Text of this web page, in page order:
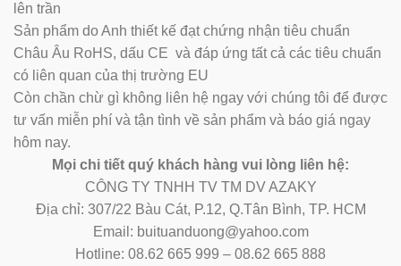
lên trần
Sản phẩm do Anh thiết kế đạt chứng nhận tiêu chuẩn
Châu Âu RoHS, dấu CE và đáp ứng tất cả các tiêu chuẩn
có liên quan của thị trường EU
Còn chần chừ gì không liên hệ ngay với chúng tôi để được
tư vấn miễn phí và tận tình về sản phẩm và báo giá ngay
hôm nay.
Mọi chi tiết quý khách hàng vui lòng liên hệ:
CÔNG TY TNHH TV TM DV AZAKY
Địa chỉ: 307/22 Bàu Cát, P.12, Q.Tân Bình, TP. HCM
Email: buituanduong@yahoo.com
Hotline: 08.62 665 999 – 08.62 665 888